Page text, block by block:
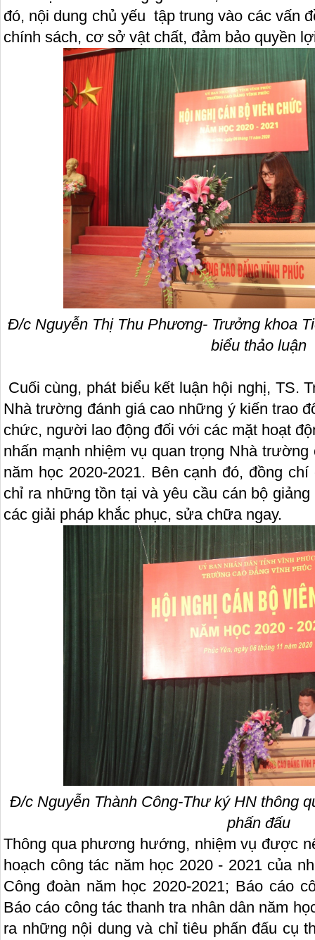
đó, nội dung chủ yếu tập trung vào các vấn
chính sách, cơ sở vật chất, đảm bảo quyền
Đ/c Nguyễn Thị Thu Phương- Trưởng khoa
biểu thảo luận
Cuối cùng, phát biểu kết luận hội nghị, TS.
Nhà trường đánh giá cao những ý kiến trao
chức, người lao động đối với các mặt hoạt
nhấn mạnh nhiệm vụ quan trọng Nhà
năm học 2020-2021. Bên cạnh đó, đồng
chỉ ra những tồn tại và yêu cầu cán bộ
các giải pháp khắc phục, sửa chữa ngay.
Đ/c Nguyễn Thành Công-Thư ký HN thông
phấn đấu
Thông qua phương hướng, nhiệm vụ được
hoạch công tác năm học 2020 - 2021 của
Công đoàn năm học 2020-2021; Báo cáo
Báo cáo công tác thanh tra nhân dân năm
ra những nội dung và chỉ tiêu phấn đấu cụ